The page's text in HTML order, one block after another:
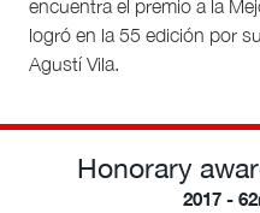
encuentra el premio a la
logró en la 55 edición por
Agustí Vila.
Honorary
2017 -